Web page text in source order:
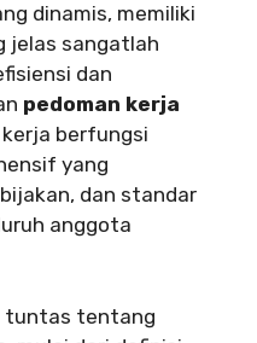
dinamis, memiliki
jelas sangatlah
dan
pedoman kerja
berfungsi
yang
dan standar
anggota
tuntas tentang